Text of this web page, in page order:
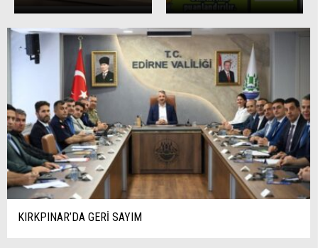
KIRKPINAR’DA GERİ SAYIM